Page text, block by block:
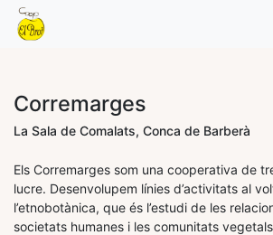
Corremarges
La Sala de Comalats, Conca de Barberà
Els Corremarges som una cooperativa de
lucre. Desenvolupem línies d’activitats al
l’etnobotànica, que és l’estudi de les
societats humanes i les comunitats